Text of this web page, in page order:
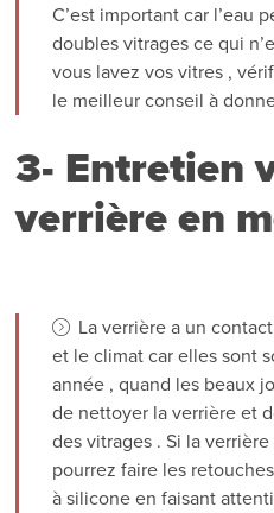
C’est important car l’eau
doubles vitrages ce qui
vous lavez vos vitres ,
le meilleur conseil à
3- Entretien
verrière en
La verrière a un
et le climat car elles sont
année , quand les beaux
de nettoyer la verrière et
des vitrages . Si la
pourrez faire les
à silicone en faisant